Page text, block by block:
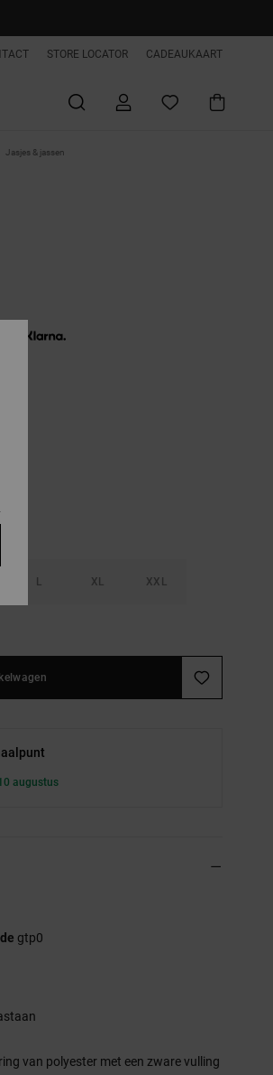
STORE LOCATOR CADEAUKAART
Jasjes & jassen
L XL XXL
augustus
gtp0
van polyester met een zware vulling